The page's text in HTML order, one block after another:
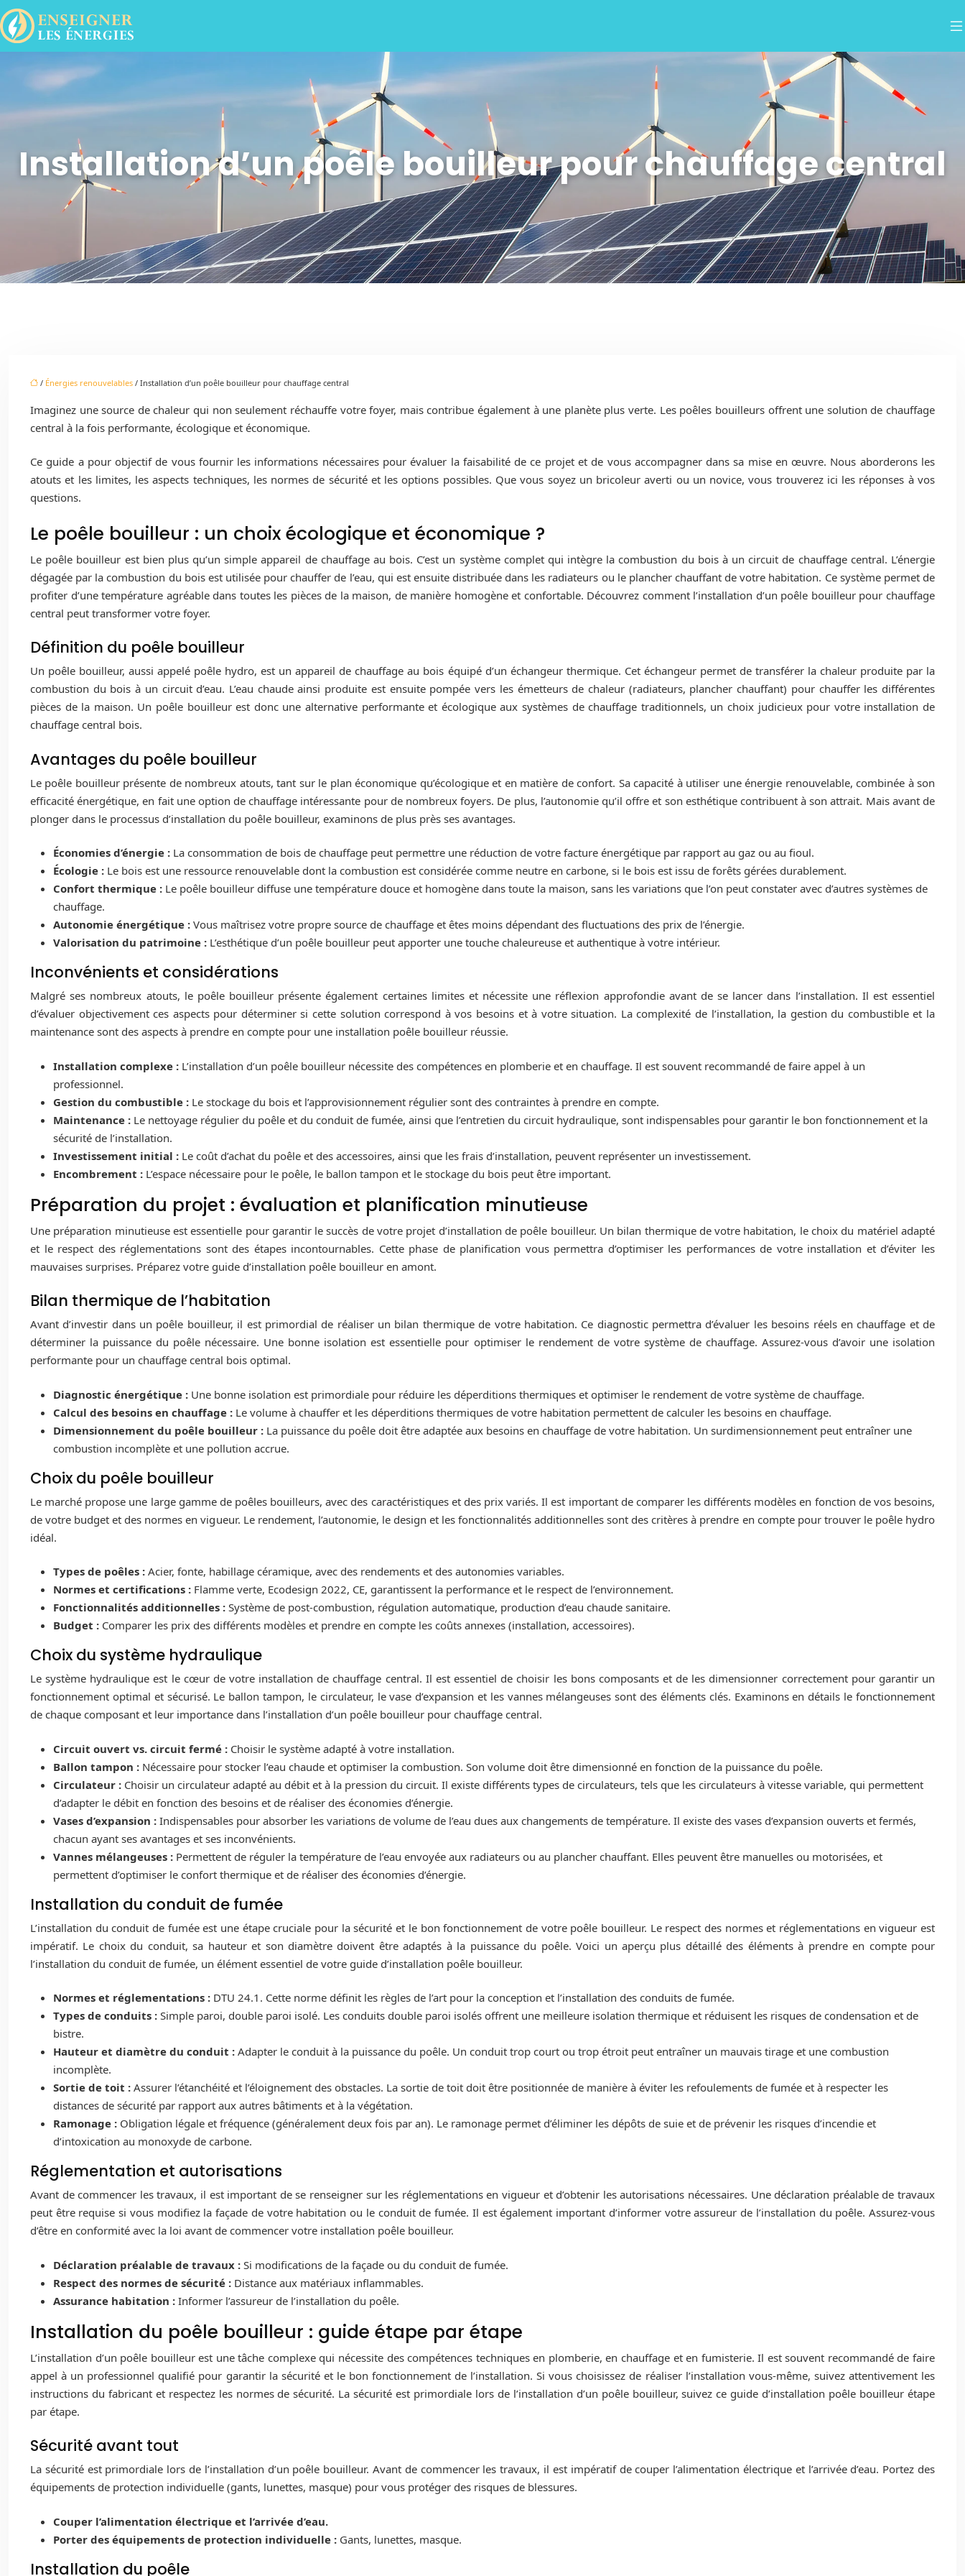
Installation d’un poêle bouilleur pour chauffage central
/ Énergies renouvelables / Installation d’un poêle bouilleur pour chauffage central
Imaginez une source de chaleur qui non seulement réchauffe votre foyer, mais contribue également à une planète plus verte. Les poêles bouilleurs offrent une solution de chauffage
central à la fois performante, écologique et économique.
Ce guide a pour objectif de vous fournir les informations nécessaires pour évaluer la faisabilité de ce projet et de vous accompagner dans sa mise en œuvre. Nous aborderons les
atouts et les limites, les aspects techniques, les normes de sécurité et les options possibles. Que vous soyez un bricoleur averti ou un novice, vous trouverez ici les réponses à vos
questions.
Le poêle bouilleur : un choix écologique et économique ?
Le poêle bouilleur est bien plus qu’un simple appareil de chauffage au bois. C’est un système complet qui intègre la combustion du bois à un circuit de chauffage central. L’énergie
dégagée par la combustion du bois est utilisée pour chauffer de l’eau, qui est ensuite distribuée dans les radiateurs ou le plancher chauffant de votre habitation. Ce système permet de
profiter d’une température agréable dans toutes les pièces de la maison, de manière homogène et confortable. Découvrez comment l’installation d’un poêle bouilleur pour chauffage
central peut transformer votre foyer.
Définition du poêle bouilleur
Un poêle bouilleur, aussi appelé poêle hydro, est un appareil de chauffage au bois équipé d’un échangeur thermique. Cet échangeur permet de transférer la chaleur produite par la
combustion du bois à un circuit d’eau. L’eau chaude ainsi produite est ensuite pompée vers les émetteurs de chaleur (radiateurs, plancher chauffant) pour chauffer les différentes
pièces de la maison. Un poêle bouilleur est donc une alternative performante et écologique aux systèmes de chauffage traditionnels, un choix judicieux pour votre installation de
chauffage central bois.
Avantages du poêle bouilleur
Le poêle bouilleur présente de nombreux atouts, tant sur le plan économique qu’écologique et en matière de confort. Sa capacité à utiliser une énergie renouvelable, combinée à son
efficacité énergétique, en fait une option de chauffage intéressante pour de nombreux foyers. De plus, l’autonomie qu’il offre et son esthétique contribuent à son attrait. Mais avant de
plonger dans le processus d’installation du poêle bouilleur, examinons de plus près ses avantages.
Économies d’énergie : La consommation de bois de chauffage peut permettre une réduction de votre facture énergétique par rapport au gaz ou au fioul.
Écologie : Le bois est une ressource renouvelable dont la combustion est considérée comme neutre en carbone, si le bois est issu de forêts gérées durablement.
Confort thermique : Le poêle bouilleur diffuse une température douce et homogène dans toute la maison, sans les variations que l’on peut constater avec d’autres systèmes de
chauffage.
Autonomie énergétique : Vous maîtrisez votre propre source de chauffage et êtes moins dépendant des fluctuations des prix de l’énergie.
Valorisation du patrimoine : L’esthétique d’un poêle bouilleur peut apporter une touche chaleureuse et authentique à votre intérieur.
Inconvénients et considérations
Malgré ses nombreux atouts, le poêle bouilleur présente également certaines limites et nécessite une réflexion approfondie avant de se lancer dans l’installation. Il est essentiel
d’évaluer objectivement ces aspects pour déterminer si cette solution correspond à vos besoins et à votre situation. La complexité de l’installation, la gestion du combustible et la
maintenance sont des aspects à prendre en compte pour une installation poêle bouilleur réussie.
Installation complexe : L’installation d’un poêle bouilleur nécessite des compétences en plomberie et en chauffage. Il est souvent recommandé de faire appel à un
professionnel.
Gestion du combustible : Le stockage du bois et l’approvisionnement régulier sont des contraintes à prendre en compte.
Maintenance : Le nettoyage régulier du poêle et du conduit de fumée, ainsi que l’entretien du circuit hydraulique, sont indispensables pour garantir le bon fonctionnement et la
sécurité de l’installation.
Investissement initial : Le coût d’achat du poêle et des accessoires, ainsi que les frais d’installation, peuvent représenter un investissement.
Encombrement : L’espace nécessaire pour le poêle, le ballon tampon et le stockage du bois peut être important.
Préparation du projet : évaluation et planification minutieuse
Une préparation minutieuse est essentielle pour garantir le succès de votre projet d’installation de poêle bouilleur. Un bilan thermique de votre habitation, le choix du matériel adapté
et le respect des réglementations sont des étapes incontournables. Cette phase de planification vous permettra d’optimiser les performances de votre installation et d’éviter les
mauvaises surprises. Préparez votre guide d’installation poêle bouilleur en amont.
Bilan thermique de l’habitation
Avant d’investir dans un poêle bouilleur, il est primordial de réaliser un bilan thermique de votre habitation. Ce diagnostic permettra d’évaluer les besoins réels en chauffage et de
déterminer la puissance du poêle nécessaire. Une bonne isolation est essentielle pour optimiser le rendement de votre système de chauffage. Assurez-vous d’avoir une isolation
performante pour un chauffage central bois optimal.
Diagnostic énergétique : Une bonne isolation est primordiale pour réduire les déperditions thermiques et optimiser le rendement de votre système de chauffage.
Calcul des besoins en chauffage : Le volume à chauffer et les déperditions thermiques de votre habitation permettent de calculer les besoins en chauffage.
Dimensionnement du poêle bouilleur : La puissance du poêle doit être adaptée aux besoins en chauffage de votre habitation. Un surdimensionnement peut entraîner une
combustion incomplète et une pollution accrue.
Choix du poêle bouilleur
Le marché propose une large gamme de poêles bouilleurs, avec des caractéristiques et des prix variés. Il est important de comparer les différents modèles en fonction de vos besoins,
de votre budget et des normes en vigueur. Le rendement, l’autonomie, le design et les fonctionnalités additionnelles sont des critères à prendre en compte pour trouver le poêle hydro
idéal.
Types de poêles : Acier, fonte, habillage céramique, avec des rendements et des autonomies variables.
Normes et certifications : Flamme verte, Ecodesign 2022, CE, garantissent la performance et le respect de l’environnement.
Fonctionnalités additionnelles : Système de post-combustion, régulation automatique, production d’eau chaude sanitaire.
Budget : Comparer les prix des différents modèles et prendre en compte les coûts annexes (installation, accessoires).
Choix du système hydraulique
Le système hydraulique est le cœur de votre installation de chauffage central. Il est essentiel de choisir les bons composants et de les dimensionner correctement pour garantir un
fonctionnement optimal et sécurisé. Le ballon tampon, le circulateur, le vase d’expansion et les vannes mélangeuses sont des éléments clés. Examinons en détails le fonctionnement
de chaque composant et leur importance dans l’installation d’un poêle bouilleur pour chauffage central.
Circuit ouvert vs. circuit fermé : Choisir le système adapté à votre installation.
Ballon tampon : Nécessaire pour stocker l’eau chaude et optimiser la combustion. Son volume doit être dimensionné en fonction de la puissance du poêle.
Circulateur : Choisir un circulateur adapté au débit et à la pression du circuit. Il existe différents types de circulateurs, tels que les circulateurs à vitesse variable, qui permettent
d’adapter le débit en fonction des besoins et de réaliser des économies d’énergie.
Vases d’expansion : Indispensables pour absorber les variations de volume de l’eau dues aux changements de température. Il existe des vases d’expansion ouverts et fermés,
chacun ayant ses avantages et ses inconvénients.
Vannes mélangeuses : Permettent de réguler la température de l’eau envoyée aux radiateurs ou au plancher chauffant. Elles peuvent être manuelles ou motorisées, et
permettent d’optimiser le confort thermique et de réaliser des économies d’énergie.
Installation du conduit de fumée
L’installation du conduit de fumée est une étape cruciale pour la sécurité et le bon fonctionnement de votre poêle bouilleur. Le respect des normes et réglementations en vigueur est
impératif. Le choix du conduit, sa hauteur et son diamètre doivent être adaptés à la puissance du poêle. Voici un aperçu plus détaillé des éléments à prendre en compte pour
l’installation du conduit de fumée, un élément essentiel de votre guide d’installation poêle bouilleur.
Normes et réglementations : DTU 24.1. Cette norme définit les règles de l’art pour la conception et l’installation des conduits de fumée.
Types de conduits : Simple paroi, double paroi isolé. Les conduits double paroi isolés offrent une meilleure isolation thermique et réduisent les risques de condensation et de
bistre.
Hauteur et diamètre du conduit : Adapter le conduit à la puissance du poêle. Un conduit trop court ou trop étroit peut entraîner un mauvais tirage et une combustion
incomplète.
Sortie de toit : Assurer l’étanchéité et l’éloignement des obstacles. La sortie de toit doit être positionnée de manière à éviter les refoulements de fumée et à respecter les
distances de sécurité par rapport aux autres bâtiments et à la végétation.
Ramonage : Obligation légale et fréquence (généralement deux fois par an). Le ramonage permet d’éliminer les dépôts de suie et de prévenir les risques d’incendie et
d’intoxication au monoxyde de carbone.
Réglementation et autorisations
Avant de commencer les travaux, il est important de se renseigner sur les réglementations en vigueur et d’obtenir les autorisations nécessaires. Une déclaration préalable de travaux
peut être requise si vous modifiez la façade de votre habitation ou le conduit de fumée. Il est également important d’informer votre assureur de l’installation du poêle. Assurez-vous
d’être en conformité avec la loi avant de commencer votre installation poêle bouilleur.
Déclaration préalable de travaux : Si modifications de la façade ou du conduit de fumée.
Respect des normes de sécurité : Distance aux matériaux inflammables.
Assurance habitation : Informer l’assureur de l’installation du poêle.
Installation du poêle bouilleur : guide étape par étape
L’installation d’un poêle bouilleur est une tâche complexe qui nécessite des compétences techniques en plomberie, en chauffage et en fumisterie. Il est souvent recommandé de faire
appel à un professionnel qualifié pour garantir la sécurité et le bon fonctionnement de l’installation. Si vous choisissez de réaliser l’installation vous-même, suivez attentivement les
instructions du fabricant et respectez les normes de sécurité. La sécurité est primordiale lors de l’installation d’un poêle bouilleur, suivez ce guide d’installation poêle bouilleur étape
par étape.
Sécurité avant tout
La sécurité est primordiale lors de l’installation d’un poêle bouilleur. Avant de commencer les travaux, il est impératif de couper l’alimentation électrique et l’arrivée d’eau. Portez des
équipements de protection individuelle (gants, lunettes, masque) pour vous protéger des risques de blessures.
Couper l’alimentation électrique et l’arrivée d’eau.
Porter des équipements de protection individuelle : Gants, lunettes, masque.
Installation du poêle